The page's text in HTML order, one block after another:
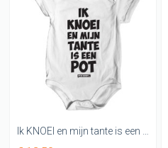
Ik KNOEI en mijn tante is een POT Leuk rompertje